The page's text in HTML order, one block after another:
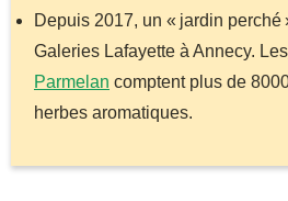
Depuis 2017, un « jardin
Galeries Lafayette à Annecy. Les
Parmelan comptent plus de
herbes aromatiques.